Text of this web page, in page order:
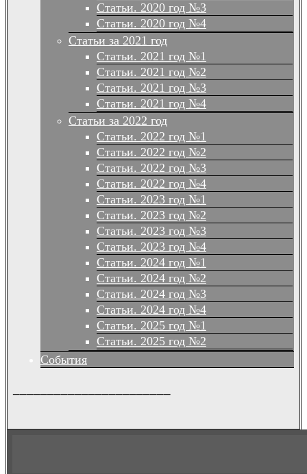
Статьи. 2020 год №3
Статьи. 2020 год №4
Статьи за 2021 год
Статьи. 2021 год №1
Статьи. 2021 год №2
Статьи. 2021 год №3
Статьи. 2021 год №4
Статьи за 2022 год
Статьи. 2022 год №1
Статьи. 2022 год №2
Статьи. 2022 год №3
Статьи. 2022 год №4
Статьи. 2023 год №1
Статьи. 2023 год №2
Статьи. 2023 год №3
Статьи. 2023 год №4
Статьи. 2024 год №1
Статьи. 2024 год №2
Статьи. 2024 год №3
Статьи. 2024 год №4
Статьи. 2025 год №1
Статьи. 2025 год №2
События